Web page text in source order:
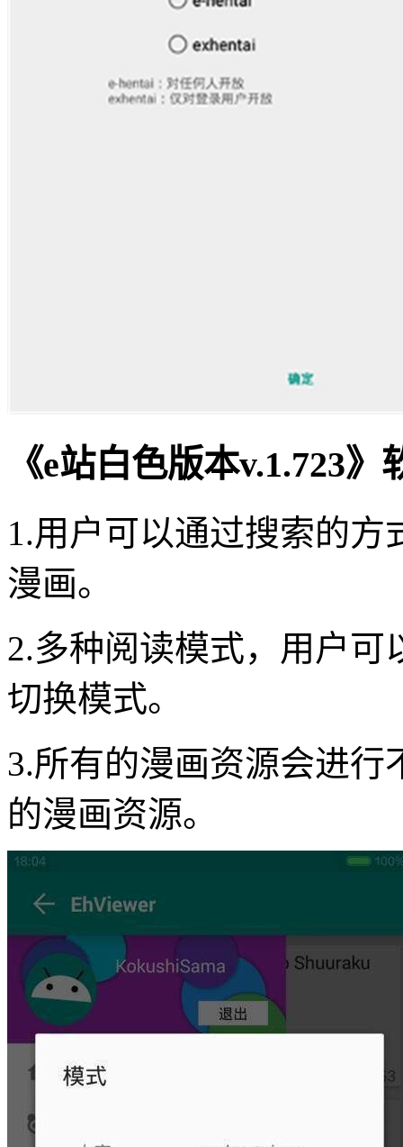
《e站白色版本v.1.723
1.用户可以通过搜索的
漫画。
2.多种阅读模式，用户
切换模式。
3.所有的漫画资源会进
的漫画资源。